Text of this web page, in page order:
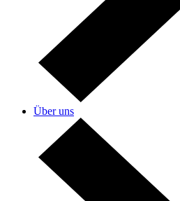
Über uns